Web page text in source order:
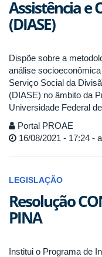
Assistência e
(DIASE)
Dispõe sobre a
análise
Serviço Social da
(DIASE) no âmbito da
Universidade Federal
Portal PROAE
16/08/2021 - 17:24 -
LEGISLAÇÃO
Resolução
PINA
Institui o Programa de